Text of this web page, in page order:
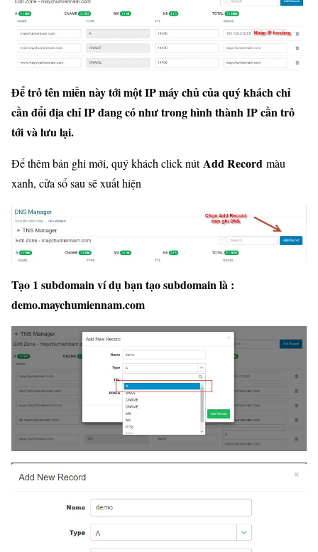
Để trỏ tên miền này tới một IP máy chủ của quý khách chỉ
cần đổi địa chỉ IP đang có như trong hình thành IP cần trỏ
tới và lưu lại.
Để thêm bản ghi mới, quý khách click nútAdd Record màu
xanh, cửa sổ sau sẽ xuất hiện
Tạo 1 subdomain ví dụ bạn tạo subdomain là :
demo.maychumiennam.com